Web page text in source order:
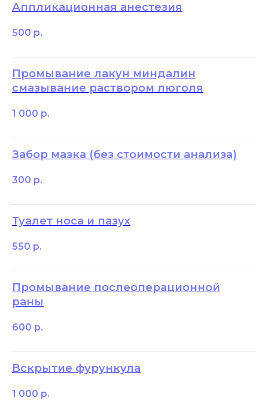
Аппликационная анестезия
500 р.
Промывание лакун миндалин
смазывание раствором люголя
1 000 р.
Забор мазка (без стоимости анализа)
300 р.
Туалет носа и пазух
550 р.
Промывание послеоперационной
раны
600 р.
Вскрытие фурункула
1 000 р.